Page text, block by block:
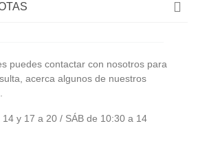
puedes contactar con nosotros para
acerca algunos de nuestros
y 17 a 20 / SÁB de 10:30 a 14